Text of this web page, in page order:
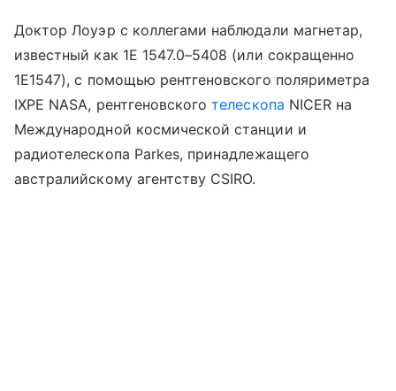
Доктор Лоуэр с коллегами наблюдали магнетар,
известный как 1E 1547.0–5408 (или сокращенно
1E1547), с помощью рентгеновского поляриметра
IXPE NASA, рентгеновскоготелескопа NICER на
Международной космической станции и
радиотелескопа Parkes, принадлежащего
австралийскому агентству CSIRO.